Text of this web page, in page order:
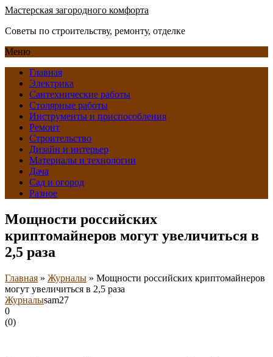
Мастерская загородного комфорта
Советы по строительству, ремонту, отделке
Меню
Главная
Электрика
Сантехнические работы
Столярные работы
Инструменты и приспособления
Ремонт
Строительство
Дизайн и интерьер
Материалы и технологии
Дача
Сад и огород
Разное
Мощности российских
криптомайнеров могут увеличиться в
2,5 раза
Главная » Журналы » Мощности российских криптомайнеров
могут увеличиться в 2,5 раза
Журналыsam27
0
(0)